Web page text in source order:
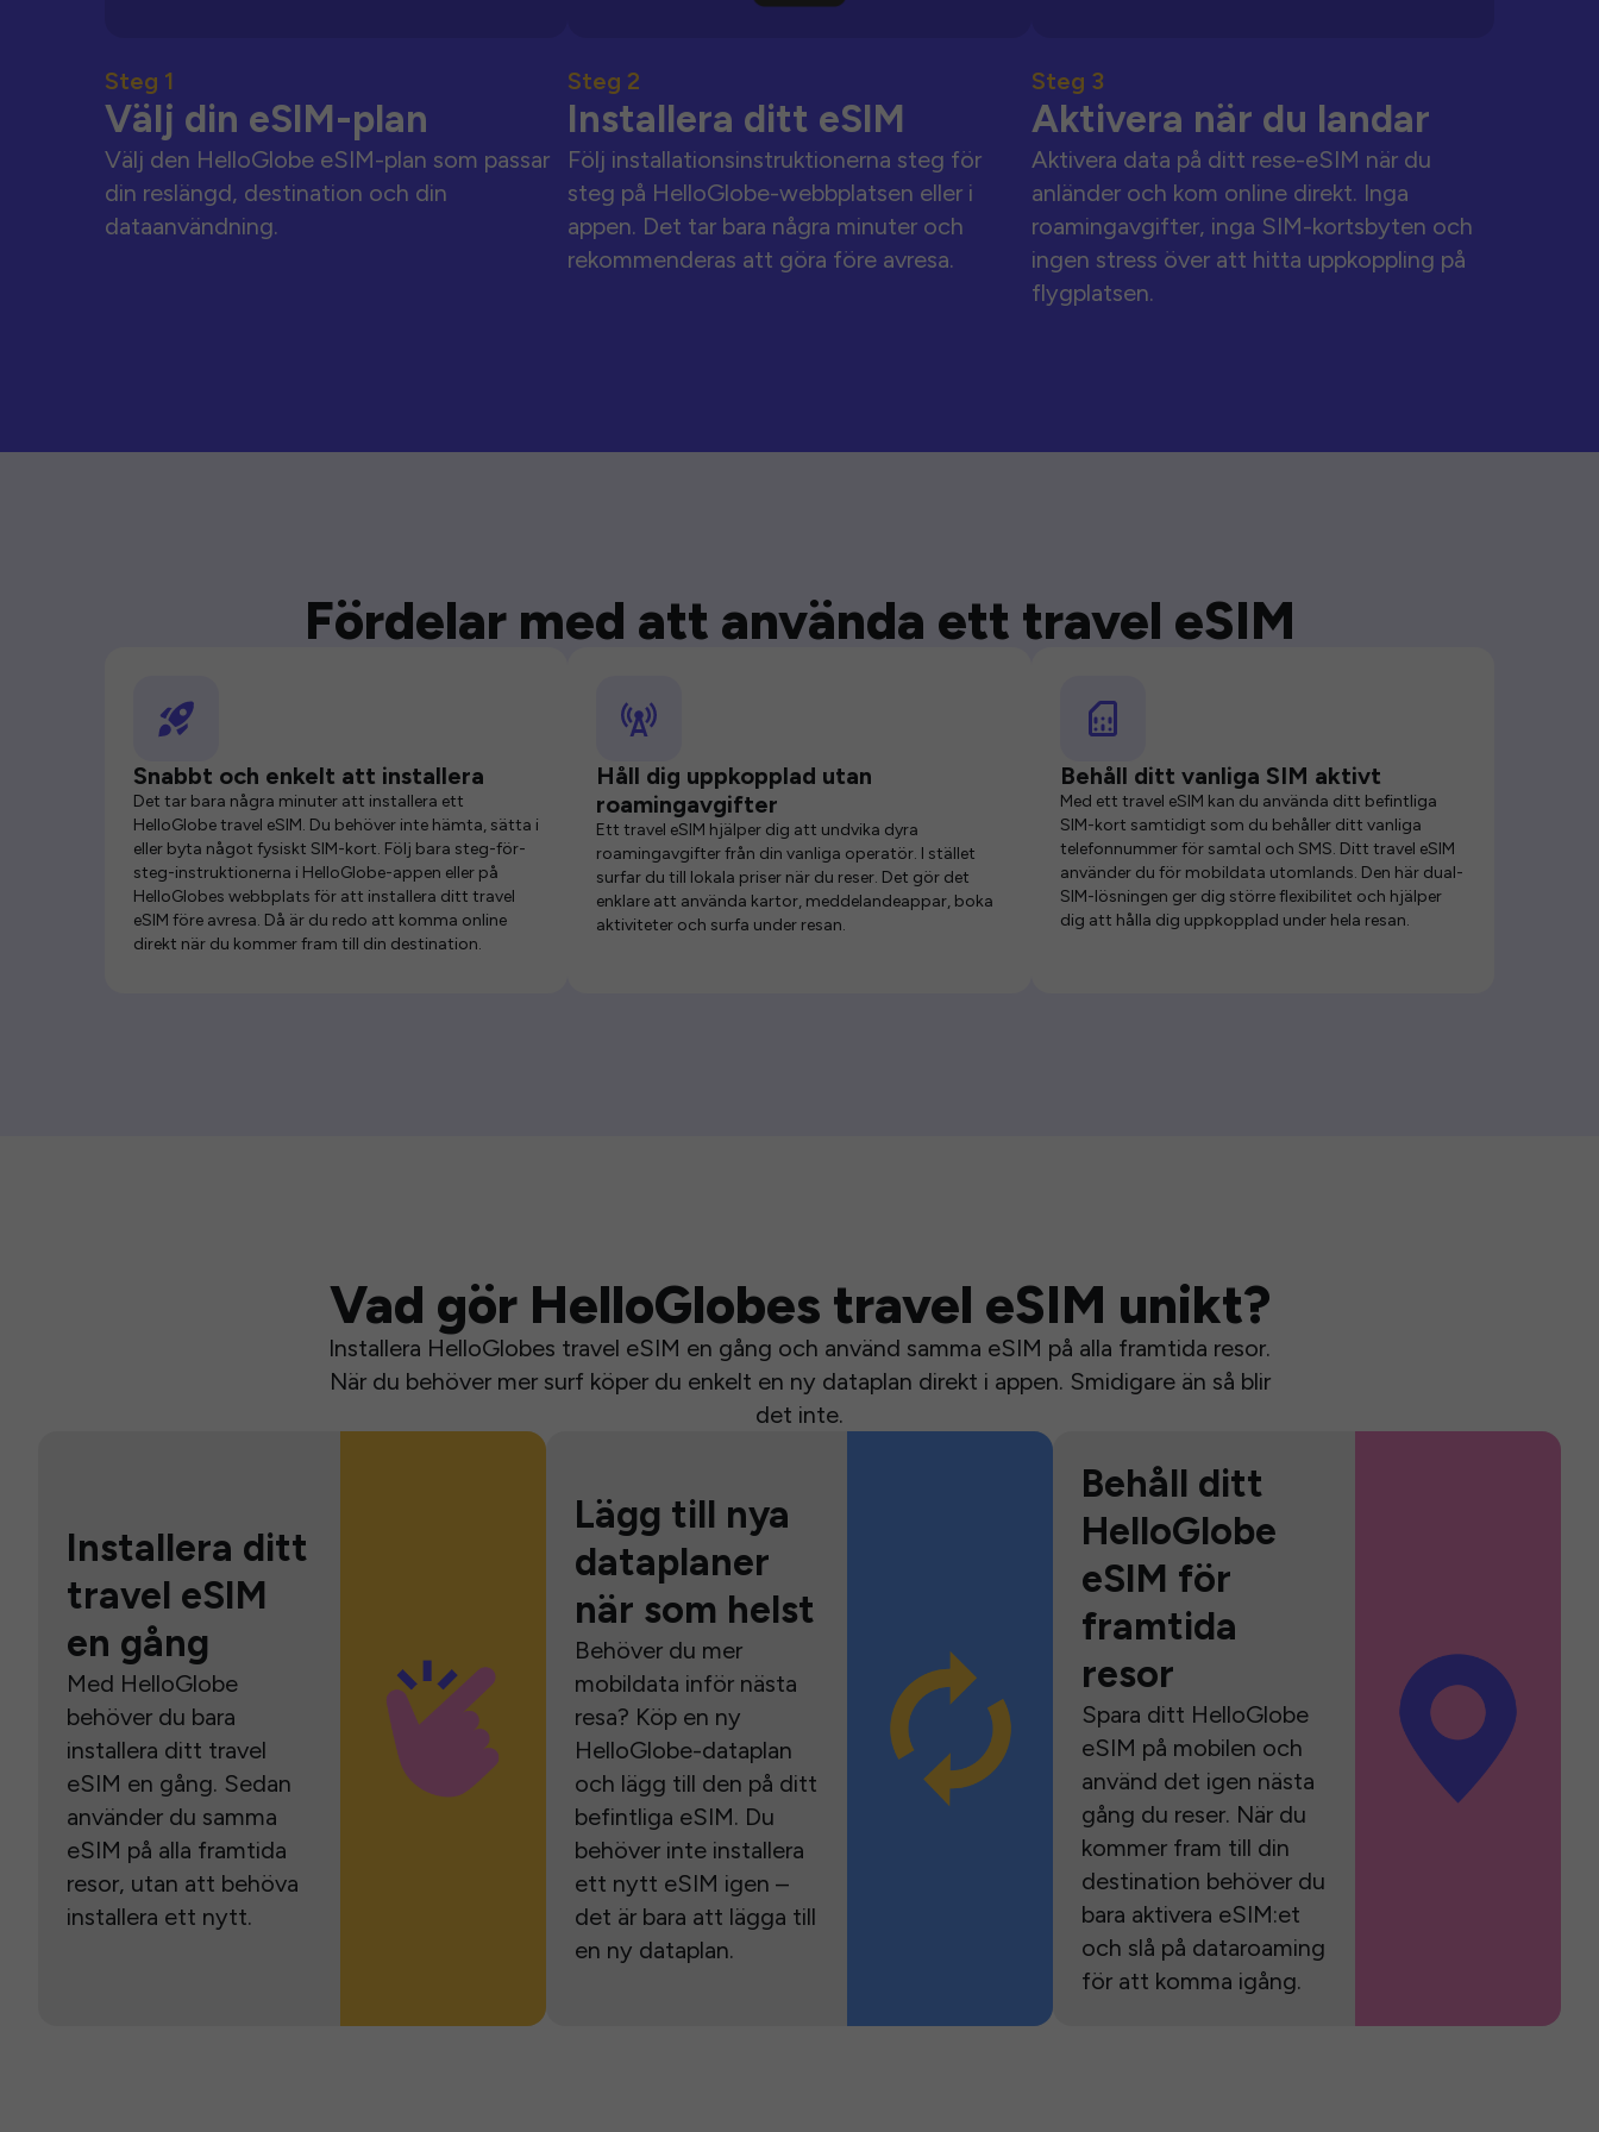
Steg 1
Välj din eSIM-plan
Välj den HelloGlobe eSIM-plan som passar
din reslängd, destination och din
dataanvändning.
Steg 2
Installera ditt eSIM
Följ installationsinstruktionerna steg för
steg på HelloGlobe-webbplatsen eller i
appen. Det tar bara några minuter och
rekommenderas att göra före avresa.
Steg 3
Aktivera när du landar
Aktivera data på ditt rese-eSIM när du
anländer och kom online direkt. Inga
roamingavgifter, inga SIM-kortsbyten och
ingen stress över att hitta uppkoppling på
flygplatsen.
Fördelar med att använda ett travel eSIM
Snabbt och enkelt att installera
Det tar bara några minuter att installera ett
HelloGlobe travel eSIM. Du behöver inte hämta, sätta i
eller byta något fysiskt SIM-kort. Följ bara steg-för-
steg-instruktionerna i HelloGlobe-appen eller på
HelloGlobes webbplats för att installera ditt travel
eSIM före avresa. Då är du redo att komma online
direkt när du kommer fram till din destination.
Håll dig uppkopplad utan
roamingavgifter
Ett travel eSIM hjälper dig att undvika dyra
roamingavgifter från din vanliga operatör. I stället
surfar du till lokala priser när du reser. Det gör det
enklare att använda kartor, meddelandeappar, boka
aktiviteter och surfa under resan.
Behåll ditt vanliga SIM aktivt
Med ett travel eSIM kan du använda ditt befintliga
SIM-kort samtidigt som du behåller ditt vanliga
telefonnummer för samtal och SMS. Ditt travel eSIM
använder du för mobildata utomlands. Den här dual-
SIM-lösningen ger dig större flexibilitet och hjälper
dig att hålla dig uppkopplad under hela resan.
Vad gör HelloGlobes travel eSIM unikt?
Installera HelloGlobes travel eSIM en gång och använd samma eSIM på alla framtida resor.
När du behöver mer surf köper du enkelt en ny dataplan direkt i appen. Smidigare än så blir
det inte.
Installera ditt
travel eSIM
en gång
Med HelloGlobe
behöver du bara
installera ditt travel
eSIM en gång. Sedan
använder du samma
eSIM på alla framtida
resor, utan att behöva
installera ett nytt.
Lägg till nya
dataplaner
när som helst
Behöver du mer
mobildata inför nästa
resa? Köp en ny
HelloGlobe-dataplan
och lägg till den på ditt
befintliga eSIM. Du
behöver inte installera
ett nytt eSIM igen –
det är bara att lägga till
en ny dataplan.
Behåll ditt
HelloGlobe
eSIM för
framtida
resor
Spara ditt HelloGlobe
eSIM på mobilen och
använd det igen nästa
gång du reser. När du
kommer fram till din
destination behöver du
bara aktivera eSIM:et
och slå på dataroaming
för att komma igång.